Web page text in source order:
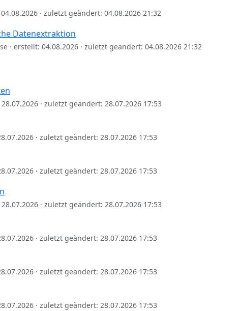
· zuletzt geändert: 04.08.2026 21:32
Datenextraktion
· erstellt: 04.08.2026 · zuletzt geändert: 04.08.2026 21:32
· zuletzt geändert: 28.07.2026 17:53
· zuletzt geändert: 28.07.2026 17:53
· zuletzt geändert: 28.07.2026 17:53
· zuletzt geändert: 28.07.2026 17:53
· zuletzt geändert: 28.07.2026 17:53
· zuletzt geändert: 28.07.2026 17:53
· zuletzt geändert: 28.07.2026 17:53